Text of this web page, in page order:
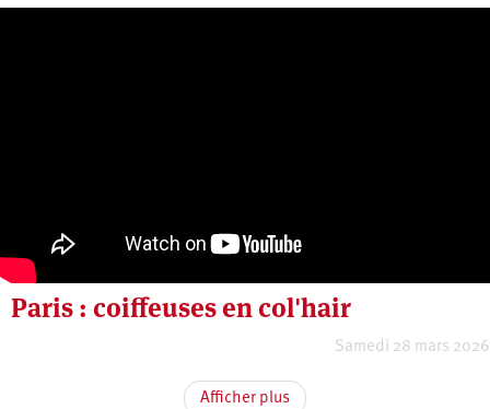
Paris : coiffeuses en col'hair
Samedi 28 mars 2026
Afficher plus